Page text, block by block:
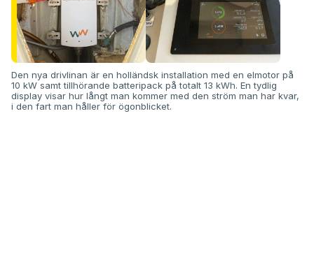
Den nya drivlinan är en holländsk installation med en elmotor på
10 kW samt tillhörande batteripack på totalt 13 kWh. En tydlig
display visar hur långt man kommer med den ström man har kvar,
i den fart man håller för ögonblicket.